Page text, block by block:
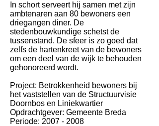
In schort serveert hij samen met zijn
ambtenaren aan 80 bewoners een
driegangen diner. De
stedenbouwkundige schetst de
tussenstand. De sfeer is zo goed dat
zelfs de hartenkreet van de bewoners
om een deel van de wijk te behouden
gehonoreerd wordt.
Project: Betrokkenheid bewoners bij
het vaststellen van de Structuurvisie
Doornbos en Liniekwartier
Opdrachtgever: Gemeente Breda
Periode: 2007 - 2008